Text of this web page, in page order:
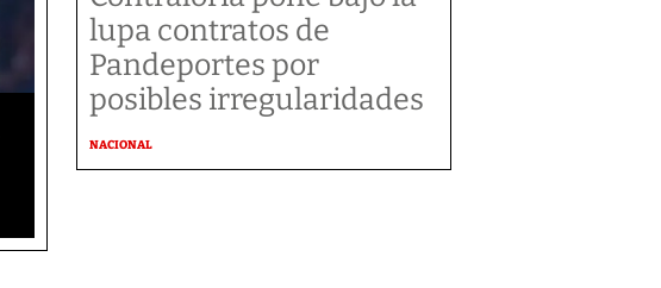
lupa contratos de
Pandeportes por
posibles irregularidades
NACIONAL